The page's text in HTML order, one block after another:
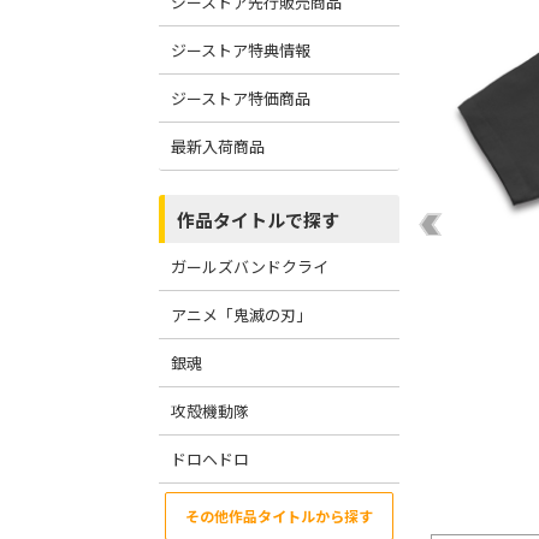
ジーストア特典情報
ジーストア特価商品
最新入荷商品
作品タイトルで探す
ガールズバンドクライ
アニメ「鬼滅の刃」
銀魂
攻殻機動隊
ドロヘドロ
その他作品タイトルから探す